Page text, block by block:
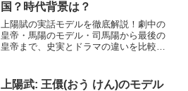
国？時代背景は？
上陽賦の実話モデルを徹底解説！劇中の
皇帝・馬陽のモデル・司馬陽から最後の
皇帝まで、史実とドラマの違いを比較。
察。
上陽武: 王儇(おう けん)のモデル